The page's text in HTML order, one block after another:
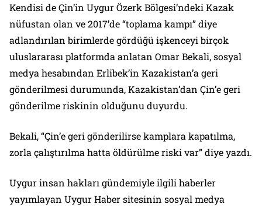
Kendisi de Çin’in Uygur Özerk Bölgesi’ndeki Kazak
nüfustan olan ve 2017’de “toplama kampı” diye
adlandırılan birimlerde gördüğü işkenceyi birçok
uluslararası platformda anlatan Omar Bekali, sosyal
medya hesabından Erlibek’in Kazakistan’a geri
gönderilmesi durumunda, Kazakistan’dan Çin’e geri
gönderilme riskinin olduğunu duyurdu.
Bekali, “Çin’e geri gönderilirse kamplara kapatılma,
zorla çalıştırılma hatta öldürülme riski var” diye yazdı.
Uygur insan hakları gündemiyle ilgili haberler
yayımlayan Uygur Haber sitesinin sosyal medya